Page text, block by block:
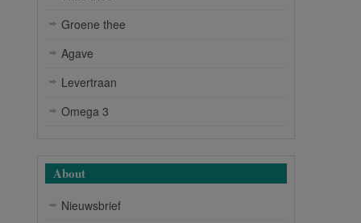
Groene thee
Agave
Levertraan
Omega 3
About
Nieuwsbrief